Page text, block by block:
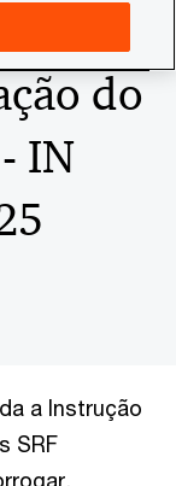
do
IN
a Instrução
SRF